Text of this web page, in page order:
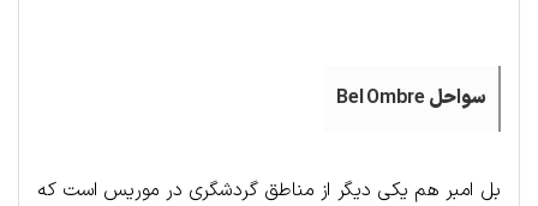
سواحلBel Ombre
بل امبر هم یکی دیگر از مناطق گردشگری در موریس است که